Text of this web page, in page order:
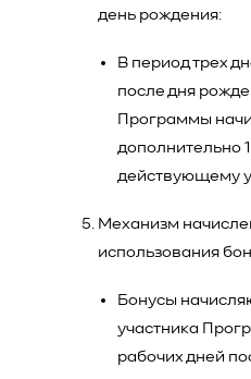
день рождения:
В период трех
после дня
Программы
дополнительно
действующему
Механизм
использования
Бонусы
участника
рабочих дней